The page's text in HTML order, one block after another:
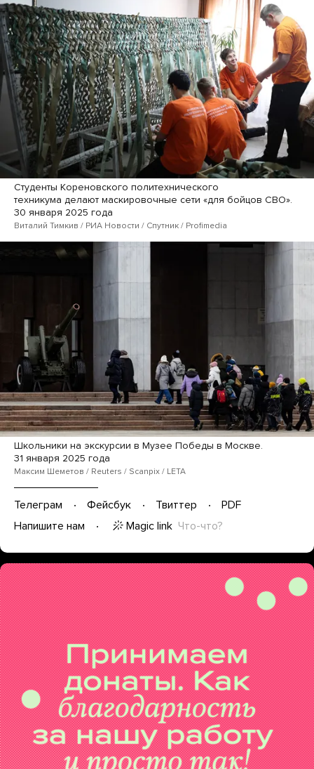
Студенты Кореновского политехнического
техникума делают маскировочные сети «для бойцов СВО».
30 января 2025 года
Виталий Тимкив / РИА Новости / Спутник / Profimedia
Школьники на экскурсии в Музее Победы в Москве.
31 января 2025 года
Максим Шеметов / Reuters / Scanpix / LETA
Телеграм Фейсбук Твиттер
PDF
Напишите нам
Magic link Что-что?